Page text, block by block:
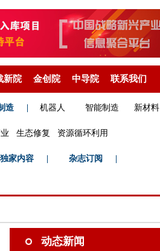
新院 金创院 中导院 联系我们
造 机器人 智能制造 新材料
生态修复 资源循环利用
独家内容 杂志订阅
动态新闻